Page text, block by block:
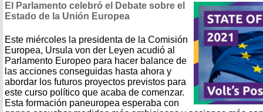
El Parlamento celebró el Debate sobre el
Estado de la Unión Europea
Este miércoles la presidenta de la Comisión
Europea, Ursula von der Leyen acudió al
Parlamento Europeo para hacer balance de
las acciones conseguidas hasta ahora y
abordar los futuros proyectos previstos para
este curso político que acaba de comenzar.
Esta formación paneuropea esperaba con